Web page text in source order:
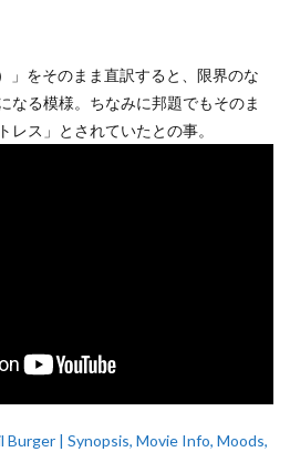
」をそのまま直訳すると、限界のな
なる模様。ちなみに邦題でもそのま
レス」とされていたとの事。
Burger | Synopsis, Movie Info, Moods,